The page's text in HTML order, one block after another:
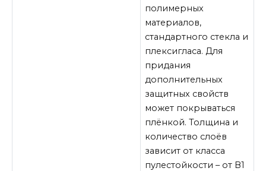
полимерных
материалов,
стандартного стекла и
плексигласа. Для
придания
дополнительных
защитных свойств
может покрываться
плёнкой. Толщина и
количество слоёв
зависит от класса
пулестойкости – от В1